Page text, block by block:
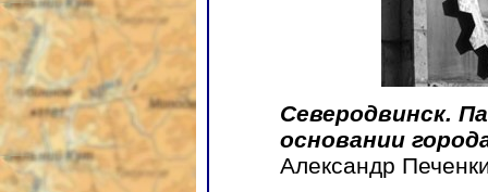
Северодвинск.
основании
Александр